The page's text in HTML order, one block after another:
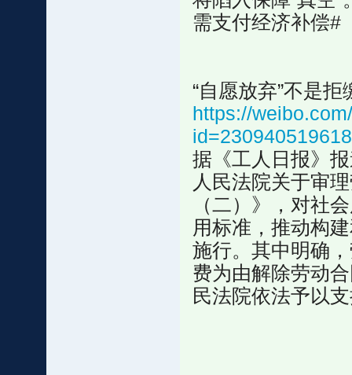
需支付经济补偿#
“自愿放弃”不是拒
https://
据《工人日报》
人民法院关于审
（二）》，对社
用标准，推动构
施行。其中明确
费为由解除劳动
民法院依法予以